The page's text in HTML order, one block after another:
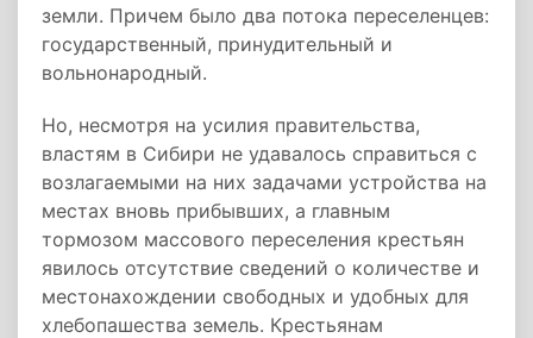
земли. Причем было два потока переселенцев:
государственный, принудительный и
вольнонародный.
Но, несмотря на усилия правительства,
властям в Сибири не удавалось справиться с
возлагаемыми на них задачами устройства на
местах вновь прибывших, а главным
тормозом массового переселения крестьян
явилось отсутствие сведений о количестве и
местонахождении свободных и удобных для
хлебопашества земель. Крестьянам